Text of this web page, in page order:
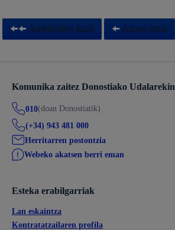
Aurkibidera itzuli Atzera itzuli
Komunika zaitez Donostiako Udalarekin
010(doan Donostiatik)
(+34) 943 481 000
Herritarren postontzia
Webeko akatsen berri eman
Esteka erabilgarriak
Lan eskaintza
Kontratatzailaren profila